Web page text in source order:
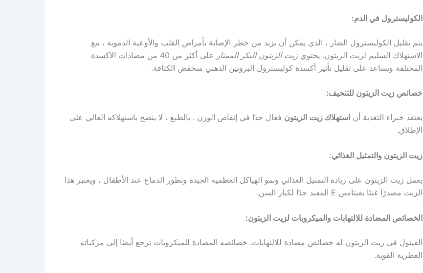
الكوليسترول في الدم:
يتم تقليل الكوليسترول الضار ، الذي يمكن أن يزيد من خطر الإصابة بأمراض القلب والأوعية الدموية ، مع
الاستهلاك السليم لزيت الزيتون. يحتوي زيت الزيتون البكر الممتاز
على أكثر من 40 من مضادات الأكسدة
المختلفة ويساعد على تقليل تأثير أكسدة كوليسترول البروتين الدهني منخفض الكثافة.
خصائص زيت الزيتون للتنحيف:
يعتقد خبراء التغذية أن استهلاك زيت الزيتون فعال جدًا في إنقاص الوزن . بالطبع ، لا ينصح باستهلاكه العالي على
الإطلاق.
زيت الزيتون والتمثيل الغذائي:
يعمل زيت الزيتون على زيادة التمثيل الغذائي ونمو الهياكل العظمية الجيدة وتطور الدماغ عند الأطفال ، ويعتبر هذا
الزيت مصدرًا غنيًا بفيتامين E المفيد جدًا لكبار السن.
الخصائص المضادة للالتهابات والميكروبات لزيت الزيتون:
الفينول في زيت الزيتون له خصائص مضادة للالتهابات. خصائصه المضادة للميكروبات ترجع أيضًا إلى مركباته
العطرية القوية.